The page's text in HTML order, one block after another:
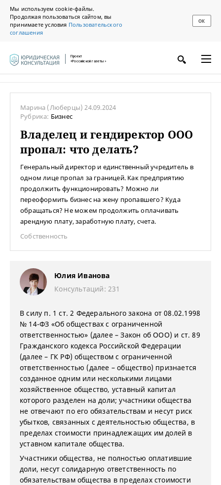
Мы используем cookie-файлы.
Продолжая пользоваться сайтом, вы
принимаете условия Пользовательского
соглашения
ОК
Проект
«Российской газеты»
Марина (Люберцы)24.09.2024
Рубрика: Бизнес
Владелец и гендиректор ООО
пропал: что делать?
Генеральный директор и единственный учредитель в
одном лице пропал за границей. Как предприятию
продолжить функционировать? Можно ли
переоформить бизнес на жену пропавшего? Куда
обращаться? Не можем продолжить оплачивать
арендную плату, заработную плату, счета.
Собственность
Юлия Иванова
Консультаций: 231
В силу п. 1 ст. 2 Федерального закона от 08.02.1998
№ 14-ФЗ «Об обществах с ограниченной
ответственностью» (далее – Закон об ООО) и ст. 89
Гражданского кодекса Российской Федерации
(далее – ГК РФ) обществом с ограниченной
ответственностью (далее – общество) признается
созданное одним или несколькими лицами
хозяйственное общество, уставный капитал
которого разделен на доли; участники общества
не отвечают по его обязательствам и несут риск
убытков, связанных с деятельностью общества, в
пределах стоимости принадлежащих им долей в
уставном капитале общества.
Участники общества, не полностью оплатившие
доли, несут солидарную ответственность по
обязательствам общества в пределах стоимости